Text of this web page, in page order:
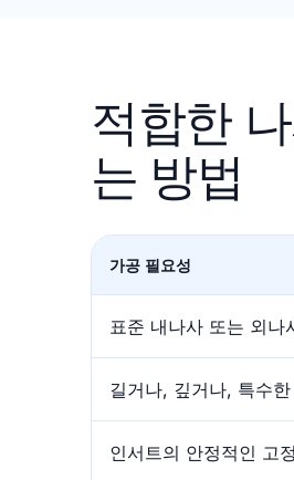
적합한
는 방법
가공 필요성
표준 내나사 또는 외나
길거나, 깊거나, 특수
인서트의 안정적인 고정